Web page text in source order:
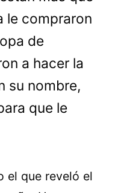
le compraron
de
a hacer la
su nombre,
que le
el que reveló el